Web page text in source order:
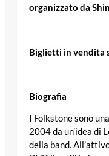
organizzato da
Biglietti in vendita
Biografia
I Folkstone sono
2004 da un’idea di
della band.